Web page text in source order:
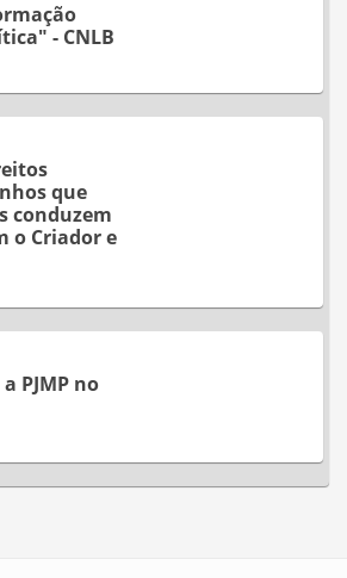
- CNLB
que
conduzem
o Criador e
PJMP no